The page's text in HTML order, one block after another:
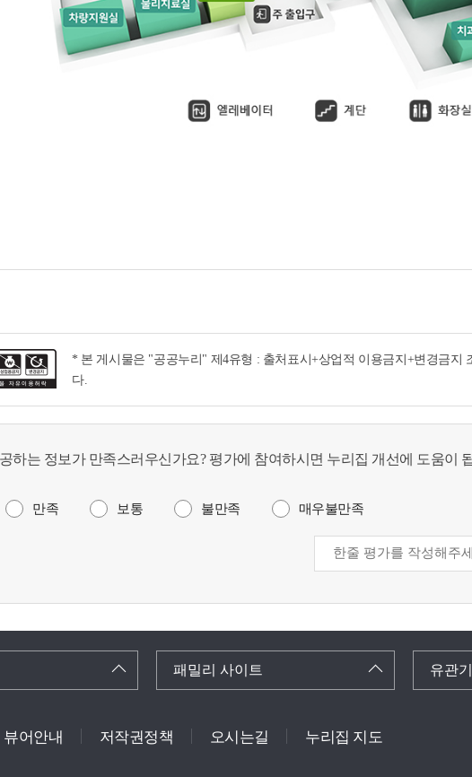
* 본 게시물은 "공공누리" 제4유형 : 출처표시+상업적 이용금지+변경금지
다.
하는 정보가 만족스러우신가요? 평가에 참여하시면 누리집 개선에 도움이
만족 보통 불만족 매우불만족
패밀리 사이트 유관
뷰어안내 저작권정책 오시는길 누리집 지도